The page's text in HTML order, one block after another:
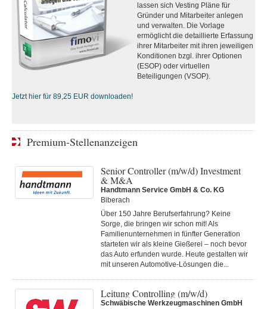
lassen sich Vesting Pläne für
Gründer und Mitarbeiter anlegen
und verwalten. Die Vorlage
ermöglicht die detaillierte Erfassung
ihrer Mitarbeiter mit ihren jeweiligen
Konditionen bzgl. ihrer Optionen
(ESOP) oder virtuellen
Beteiligungen (VSOP).
Jetzt hier für 89,25 EUR downloaden!
Premium-Stellenanzeigen
Senior Controller (m/w/d) Investment
& M&A
Handtmann Service GmbH & Co. KG
Biberach
Über 150 Jahre Berufserfahrung? Keine
Sorge, die bringen wir schon mit! Als
Familienunternehmen in fünfter Generation
starteten wir als kleine Gießerei – noch bevor
das Auto erfunden wurde. Heute gestalten wir
mit unseren Automotive-Lösungen die...
Leitung Controlling (m/w/d)
Schwäbische Werkzeugmaschinen GmbH